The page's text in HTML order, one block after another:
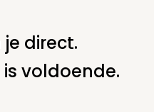
nieuws toename stille
direct.
voldoende.